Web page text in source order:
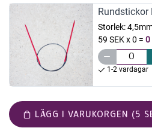
Rundstickor
Storlek:
59 SEK x 0 = 0
1-2 vardagar
LÄGG I VARUKORGEN (5